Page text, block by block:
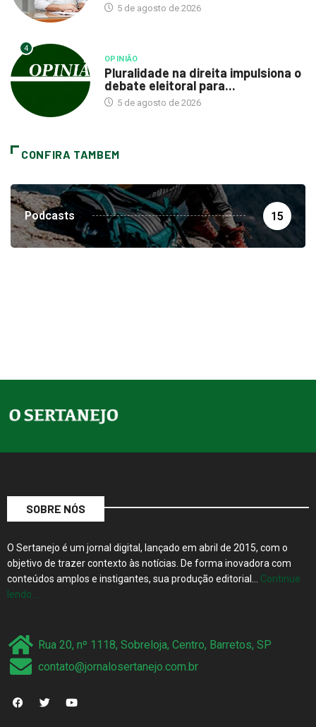
5 de agosto de 2026
4
OPINIÃO
Pluralidade na direita impulsiona o
debate eleitoral para...
5 de agosto de 2026
CONFIRA TAMBEM
Podcasts 15
SOBRE NÓS
O Sertanejo é um jornal digital, lançado em abril de 2015, com o
objetivo de trazer contexto às notícias. De forma inovadora com
conteúdos amplos e instigantes, sua produção editorial… Continue
lendo…
Rua 20, nº 1118, Sobreloja, Centro, Barretos, SP
contato@jornalosertanejo.com.br